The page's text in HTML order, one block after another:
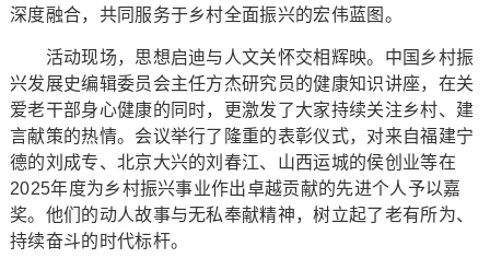
深度融合，共同服务于乡村全面振兴的宏伟蓝图。
活动现场，思想启迪与人文关怀交相辉映。中国乡村振
兴发展史编辑委员会主任方杰研究员的健康知识讲座，在关
爱老干部身心健康的同时，更激发了大家持续关注乡村、建
言献策的热情。会议举行了隆重的表彰仪式，对来自福建宁
德的刘成专、北京大兴的刘春江、山西运城的侯创业等在
2025年度为乡村振兴事业作出卓越贡献的先进个人予以嘉
奖。他们的动人故事与无私奉献精神，树立起了老有所为、
持续奋斗的时代标杆。